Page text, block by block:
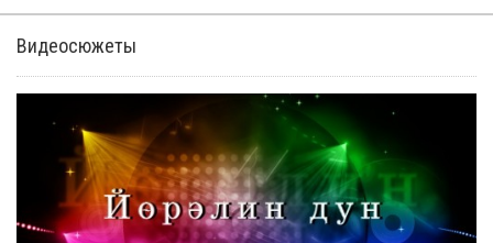
Видеосюжеты